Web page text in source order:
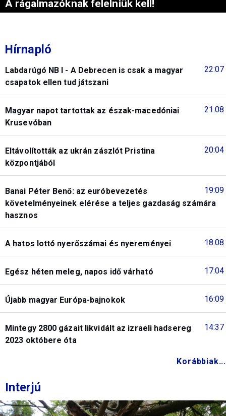
A rágalmazóknak felelniük kell!
Hírnapló
22:07
Labdarúgó NB I - A Debrecen is csak a magyar
csapatok ellen tud játszani
21:08
Magyar napot tartottak az észak-macedóniai
Krusevóban
20:04
Eltávolították az ukrán zászlót Pristina
központjából
19:09
Banai Péter Benő: az euróbevezetés
követelményeinek elérése a teljes gazdaság számára
hasznos
18:08
A hatos lottó nyerőszámai és nyereményei
17:04
Egész héten meleg, napos idő várható
16:09
Újabb magyar Európa-bajnokok
14:37
Mintegy 2800 gázait likvidált az izraeli hadsereg
2023 októbere óta
Korábbiak...
Interjú